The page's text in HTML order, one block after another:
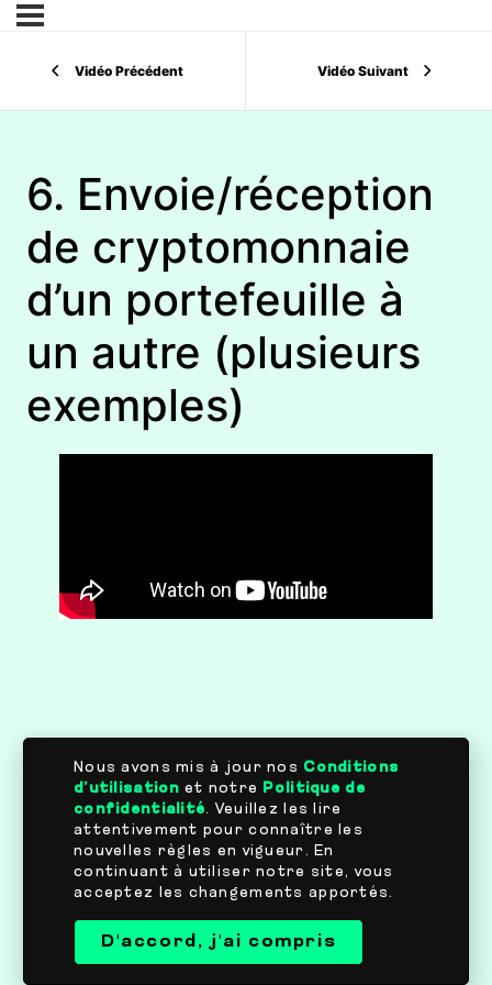
Vidéo Précédent Vidéo Suivant
6. Envoie/réception
de cryptomonnaie
d’un portefeuille à
un autre (plusieurs
exemples)
Nous avons mis à jour nos Conditions
d’utilisation et notre
Politique de
confidentialité. Veuillez les lire
attentivement pour connaître les
nouvelles règles en vigueur. En
continuant à utiliser notre site, vous
acceptez les changements apportés.
D'accord, j'ai compris